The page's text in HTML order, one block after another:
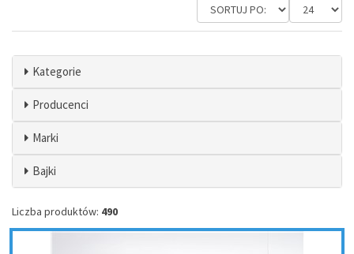
Kategorie
Producenci
Marki
Bajki
Liczba produktów: 490